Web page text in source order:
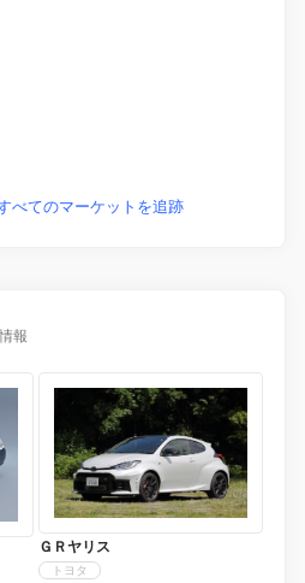
べてのマーケットを追跡
報
ＧＲヤリス
トヨタ